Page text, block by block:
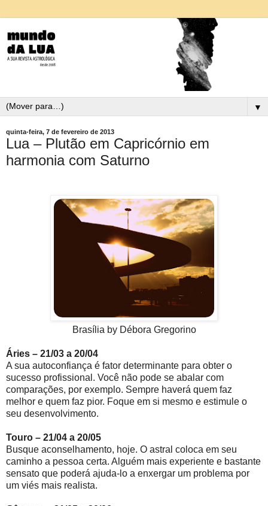
▼
quinta-feira, 7 de fevereiro de 2013
Lua – Plutão em Capricórnio em
harmonia com Saturno
Brasília by Débora Gregorino
Áries – 21/03 a 20/04
A sua autoconfiança é fator determinante para obter o
sucesso profissional. Você não pode se abalar com
comparações, por exemplo. Sempre haverá quem faz
melhor e quem faz pior. Foque em si mesmo e estimule o
seu desenvolvimento.
Touro – 21/04 a 20/05
Busque aconselhamento, hoje. O astral coloca em seu
caminho a pessoa certa. Alguém mais experiente e bastante
sensato que poderá ajuda-lo a enxergar um problema por
um viés mais realista.